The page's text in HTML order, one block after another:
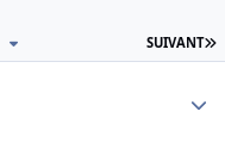
SUIVANT